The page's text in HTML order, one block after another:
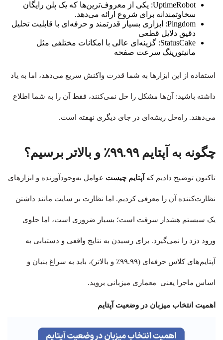
UptimeRobot: یکی از معروف‌ترین‌ها که یک پلن رایگان
سخاوتمندانه برای شروع ارائه می‌دهد.
Pingdom: ابزاری بسیار قدرتمند و حرفه‌ای با قابلیت تحلیل
دقیق دلایل قطعی
StatusCake: گزینه‌ای عالی با امکانات مختلفی مثل
مانیتورینگ سرعت صفحه
استفاده از این ابزارها به شما قدرت واکنش سریع می‌دهد، اما به یاد
داشته باشید: آن‌ها مشکل را حل نمی‌کنند، فقط آن را به شما اطلاع
می‌دهند. راه‌حل ریشه‌ای در جای دیگری نهفته است.
چگونه به آپتایم ۹۹.۹۹٪ و بالاتر برسیم؟
تاکنون توضیح دادیم که آپتایم چیست عوامل به‌وجودآورنده و ابزارهای
نظارت‌کننده آن را معرفی کردیم. اما نظارت بر سایت مانند داشتن
یک سیستم هشدار سرقت است؛ بسیار ضروری است، اما جلوی
ورود دزد را نمی‌گیرد. برای رسیدن به نتایج واقعی و دستیابی به
آپتایم‌های کلاس حرفه‌ای (۹۹.۹۹٪ و بالاتر)، باید به سراغ بنیان و
اساس ماجرا یعنی معماری میزبانی بروید.
اهمیت انتخاب میزبان در وضعیت آپتایم